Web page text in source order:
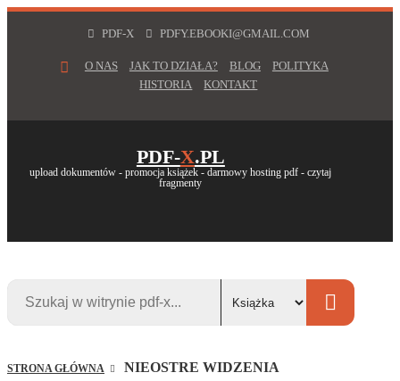
PDF-X PDFY.EBOOKI@GMAIL.COM
O NAS JAK TO DZIAŁA? BLOG
POLITYKA
HISTORIA
KONTAKT
PDF-X.PL
upload dokumentów - promocja książek - darmowy hosting pdf - czytaj
fragmenty
STRONA GŁÓWNA NIEOSTRE WIDZENIA